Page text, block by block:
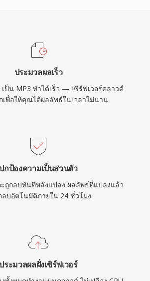
ประมวลผลเร็ว
เป็น MP3 ทำได้เร็ว — เซิร์ฟเวอร์คลาวด์
เพื่อให้คุณได้ผลลัพธ์ในเวลาไม่นาน
ปกป้องความเป็นส่วนตัว
ถูกลบทันทีหลังแปลง ผลลัพธ์ที่แปลงแล้ว
ลบอัตโนมัติภายใน 24 ชั่วโมง
ประมวลผลฝั่งเซิร์ฟเวอร์